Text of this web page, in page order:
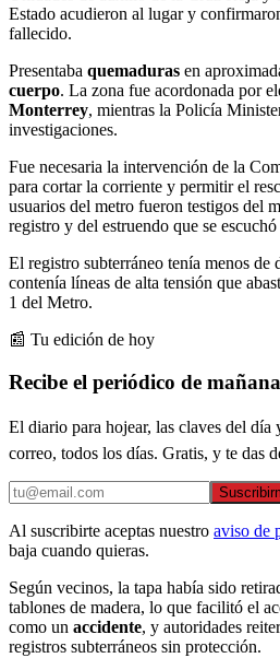
Estado acudieron al lugar y
fallecido.
Presentaba quemaduras en
cuerpo. La zona fue acordonada por
Monterrey, mientras la Policía
investigaciones.
Fue necesaria la intervención de la
para cortar la corriente y permitir el
usuarios del metro fueron testigos del
registro y del estruendo que se escuchó
El registro subterráneo tenía menos
contenía líneas de alta tensión que
1 del Metro.
📰 Tu edición de hoy
Recibe el periódico de
El diario para hojear, las claves del
correo, todos los días. Gratis, y te das
Al suscribirte aceptas nuestro aviso de
baja cuando quieras.
Según vecinos, la tapa había sido
tablones de madera, lo que facilitó el
como un accidente, y autoridades
registros subterráneos sin protección.